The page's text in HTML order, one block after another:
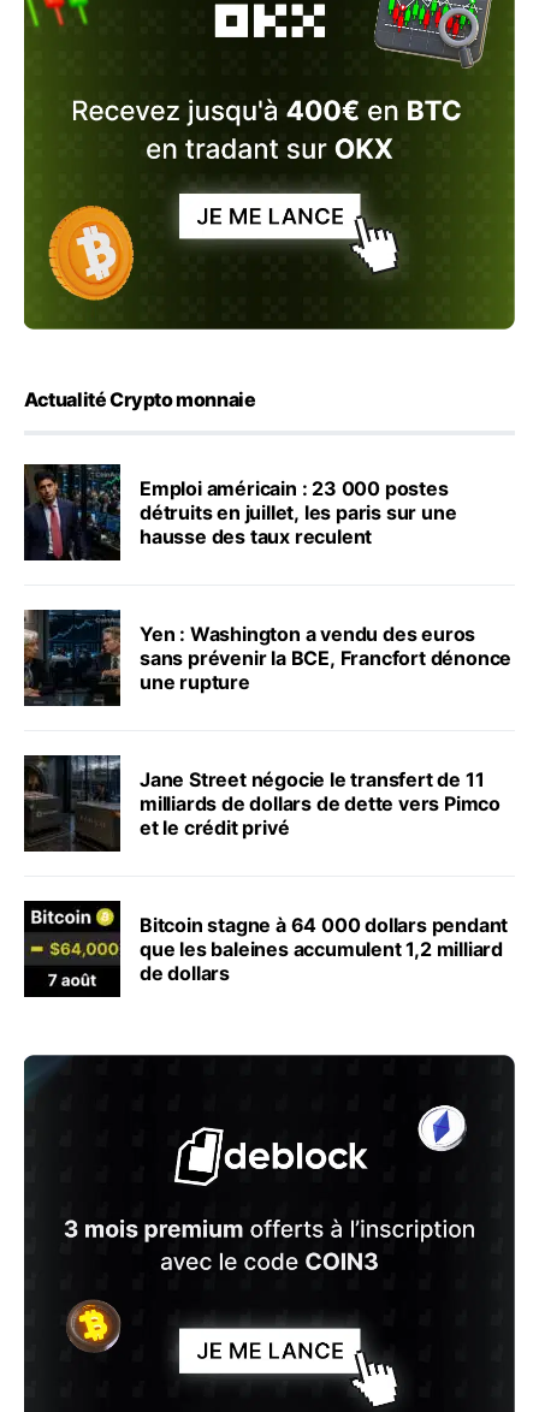
Actualité Crypto monnaie
Emploi américain : 23 000 postes
détruits en juillet, les paris sur une
hausse des taux reculent
Yen : Washington a vendu des euros
sans prévenir la BCE, Francfort dénonce
une rupture
Jane Street négocie le transfert de 11
milliards de dollars de dette vers Pimco
et le crédit privé
Bitcoin stagne à 64 000 dollars pendant
que les baleines accumulent 1,2 milliard
de dollars